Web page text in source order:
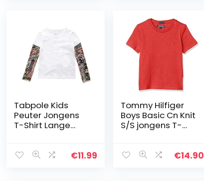
Tabpole Kids
Peuter Jongens
T-Shirt Lange
€11.99
Tommy Hilfiger
Boys Basic Cn Knit
S/S jongens T-
€14.90